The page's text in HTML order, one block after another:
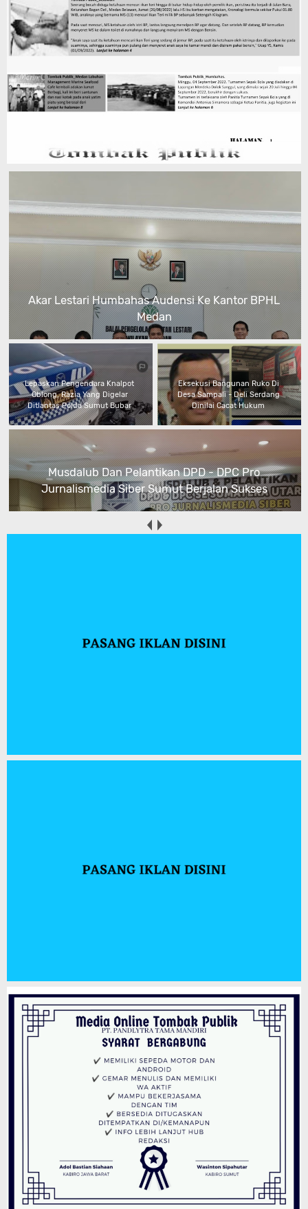
Akar Lestari Humbahas Audensi Ke Kantor BPHL
Medan
Lepaskan Pengendara Knalpot
Oblong, Razia Yang Digelar
Ditlantas Polda Sumut Bubar
Eksekusi Bangunan Ruko Di
Desa Sampali - Deli Serdang
Dinilai Cacat Hukum
Musdalub Dan Pelantikan DPD - DPC Pro
Jurnalismedia Siber Sumut Berjalan Sukses